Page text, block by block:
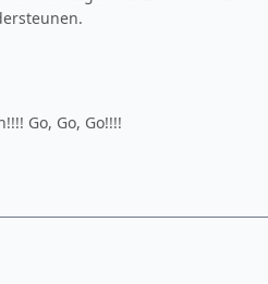
Go, Go, Go!!!!